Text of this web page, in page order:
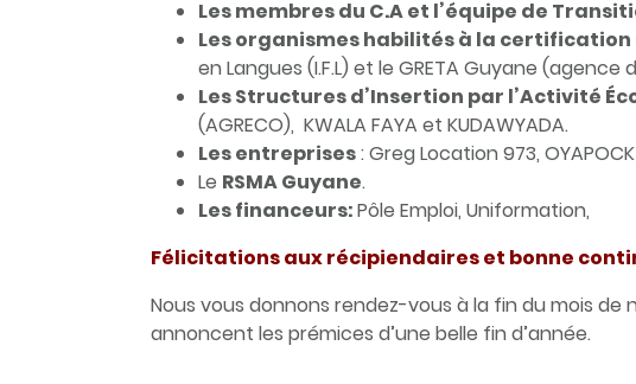
Les membres du C.A et l’équipe de
Les organismes habilités à la certification
en Langues (I.F.L) et le GRETA Guyane (agence
Les Structures d’Insertion par l’Activité
(AGRECO), KWALA FAYA et KUDAWYADA.
Les entreprises: Greg Location 973,
Le RSMA Guyane.
Les financeurs:Pôle Emploi, Uniformation,
Félicitations aux récipiendaires et bonne
Nous vous donnons rendez-vous à la fin du mois de
annoncent les prémices d’une belle fin d’année.